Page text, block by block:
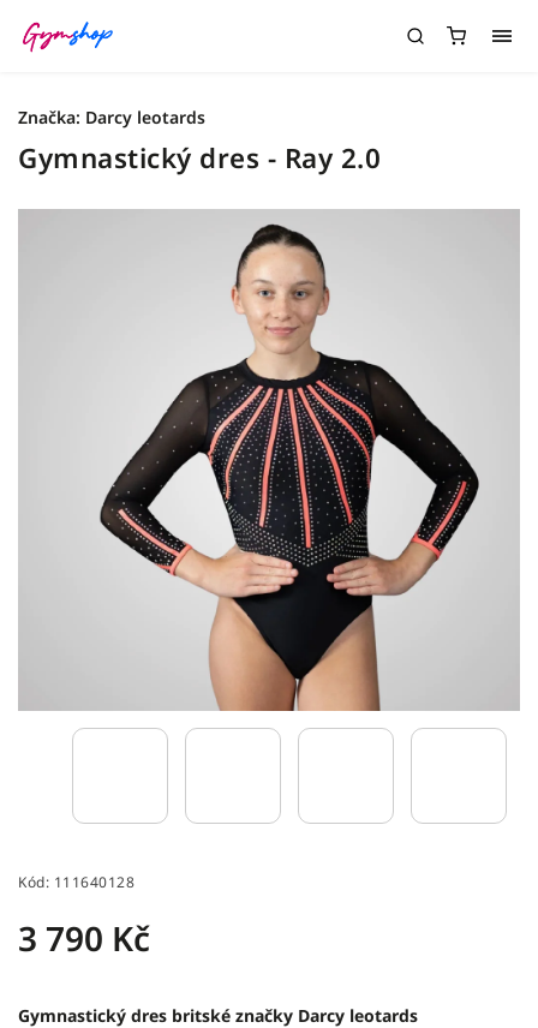
Gymnastický dres - Ray 2.0
Kód: 111640128
3 790 Kč
Gymnastický dres britské značky Darcy leotards
Značka: Darcy leotards